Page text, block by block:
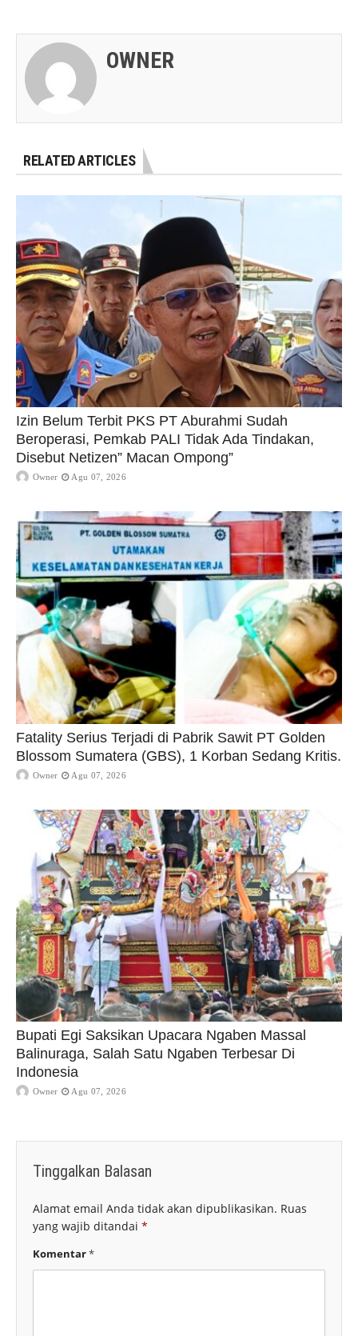
OWNER
RELATED ARTICLES
Izin Belum Terbit PKS PT Aburahmi Sudah
Beroperasi, Pemkab PALI Tidak Ada Tindakan,
Disebut Netizen” Macan Ompong”
Owner Agu 07, 2026
Fatality Serius Terjadi di Pabrik Sawit PT Golden
Blossom Sumatera (GBS), 1 Korban Sedang Kritis.
Owner Agu 07, 2026
Bupati Egi Saksikan Upacara Ngaben Massal
Balinuraga, Salah Satu Ngaben Terbesar Di
Indonesia
Owner Agu 07, 2026
Tinggalkan Balasan
Alamat email Anda tidak akan dipublikasikan. Ruas
yang wajib ditandai *
Komentar*